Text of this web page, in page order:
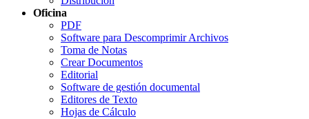
Oficina
PDF
Software para Descomprimir Archivos
Toma de Notas
Crear Documentos
Editorial
Software de gestión documental
Editores de Texto
Hojas de Cálculo